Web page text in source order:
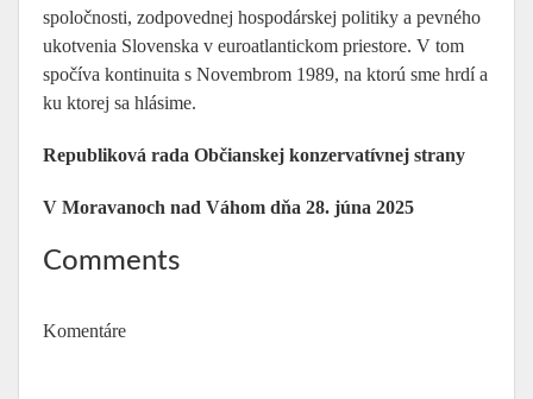
spoločnosti, zodpovednej hospodárskej politiky a pevného
ukotvenia Slovenska v euroatlantickom priestore. V tom
spočíva kontinuita s Novembrom 1989, na ktorú sme hrdí a
ku ktorej sa hlásime.
Republiková rada Občianskej konzervatívnej strany
V Moravanoch nad Váhom dňa 28. júna 2025
Comments
Komentáre